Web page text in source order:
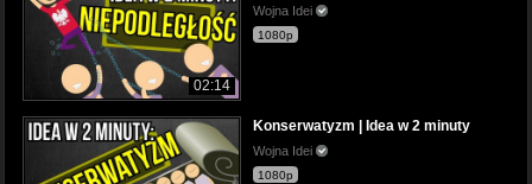
02:14
Wojna Idei
1080p
Konserwatyzm | Idea w 2 minuty
Wojna Idei
1080p